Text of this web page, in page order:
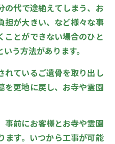
の代で途絶えてしまう、お
担が大きい、など様々な事
ことができない場合のひと
う方法があります。
れているご遺骨を取り出し
を更地に戻し、お寺や霊園
事前にお客様とお寺や霊園
ます。いつから工事が可能